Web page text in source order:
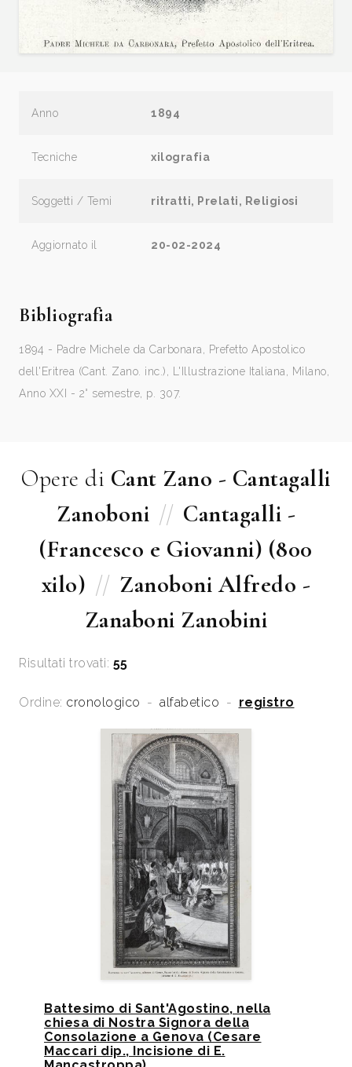
Anno 1894
Tecniche xilografia
Soggetti / Temi ritratti, Prelati, Religiosi
Aggiornato il 20-02-2024
Bibliografia
1894 - Padre Michele da Carbonara, Prefetto Apostolico
dell'Eritrea (Cant. Zano. inc.), L'Illustrazione Italiana, Milano,
Anno XXI - 2° semestre, p. 307.
Opere di Cant Zano - Cantagalli
Zanoboni // Cantagalli -
(Francesco e Giovanni) (800
xilo) // Zanoboni Alfredo -
Zanaboni Zanobini
Risultati trovati: 55
Ordine: cronologico - alfabetico - registro
Battesimo di Sant'Agostino, nella
chiesa di Nostra Signora della
Consolazione a Genova (Cesare
Maccari dip., Incisione di E.